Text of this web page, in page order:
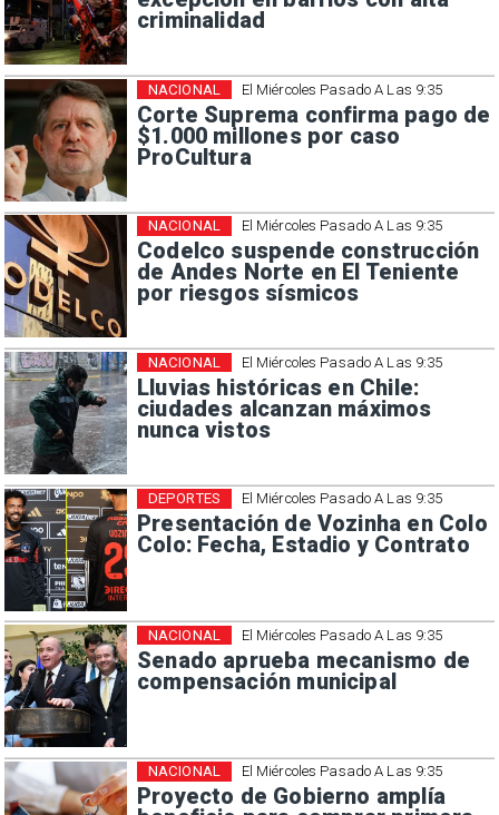
criminalidad
El Miércoles Pasado A Las 9:35
Corte Suprema confirma pago de
$1.000 millones por caso
ProCultura
NACIONAL
El Miércoles Pasado A Las 9:35
Codelco suspende construcción
de Andes Norte en El Teniente
por riesgos sísmicos
NACIONAL
El Miércoles Pasado A Las 9:35
Lluvias históricas en Chile:
ciudades alcanzan máximos
nunca vistos
NACIONAL
El Miércoles Pasado A Las 9:35
Presentación de Vozinha en Colo
Colo: Fecha, Estadio y Contrato
DEPORTES
El Miércoles Pasado A Las 9:35
Senado aprueba mecanismo de
compensación municipal
NACIONAL
El Miércoles Pasado A Las 9:35
Proyecto de Gobierno amplía
NACIONAL